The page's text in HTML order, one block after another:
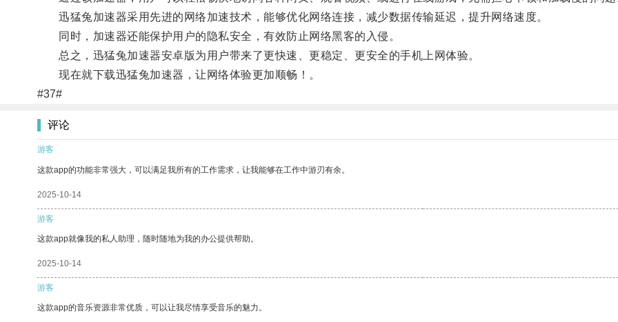
迅猛兔加速器采用先进的网络加速技术，能够优化网络连接，减少数据传输延迟，提升网络速度。
同时，加速器还能保护用户的隐私安全，有效防止网络黑客的入侵。
总之，迅猛兔加速器安卓版为用户带来了更快速、更稳定、更安全的手机上网体验。
现在就下载迅猛兔加速器，让网络体验更加顺畅！。
#37#
评论
游客
这款app的功能非常强大，可以满足我所有的工作需求，让我能够在工作中游刃有余。
2025-10-14
游客
这款app就像我的私人助理，随时随地为我的办公提供帮助。
2025-10-14
游客
这款app的音乐资源非常优质，可以让我尽情享受音乐的魅力。